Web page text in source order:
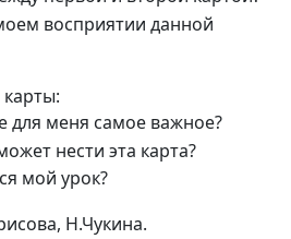
восприятии данной
для меня самое важное?
нести эта карта?
мой урок?
Н.Чукина.